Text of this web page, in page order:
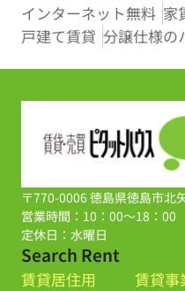
インターネット無料 家
戸建て賃貸 分譲仕様の
〒770-0006 徳島県徳島市北
営業時間：10：00～18：
定休日：水曜日
Search Rent
賃貸居住用
賃貸事